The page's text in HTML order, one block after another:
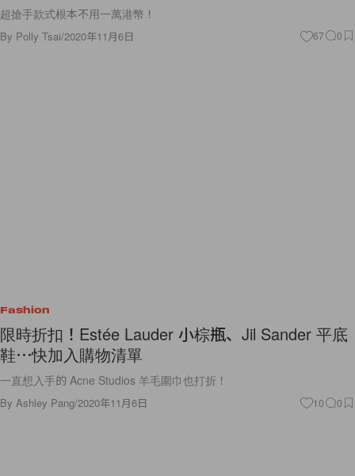
超搶手款式根本不用一萬港幣！
By Polly Tsai/2020年11月6日 67 0
Fashion
限時折扣！Estée Lauder 小棕瓶、Jil Sander 平底
鞋⋯快加入購物清單
一直想入手的 Acne Studios 羊毛圍巾也打折！
By Ashley Pang/2020年11月6日 10 0